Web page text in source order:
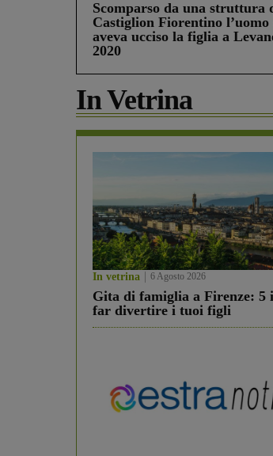
Scomparso da una struttura
Castiglion Fiorentino l’uomo
aveva ucciso la figlia a
2020
In Vetrina
In vetrina 6 Agosto 2026
Gita di famiglia a Firenze: 5
far divertire i tuoi figli